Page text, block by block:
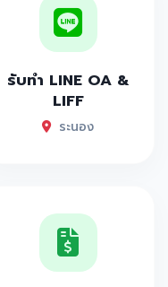
รับทำ LINE OA &
LIFF
ระนอง